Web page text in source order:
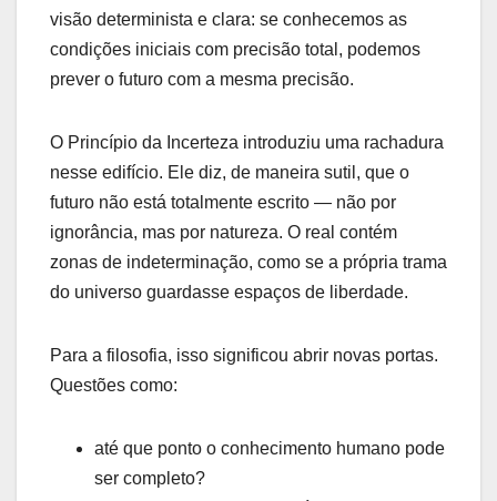
visão determinista e clara: se conhecemos as
condições iniciais com precisão total, podemos
prever o futuro com a mesma precisão.
O Princípio da Incerteza introduziu uma rachadura
nesse edifício. Ele diz, de maneira sutil, que o
futuro não está totalmente escrito — não por
ignorância, mas por natureza. O real contém
zonas de indeterminação, como se a própria trama
do universo guardasse espaços de liberdade.
Para a filosofia, isso significou abrir novas portas.
Questões como:
até que ponto o conhecimento humano pode
ser completo?